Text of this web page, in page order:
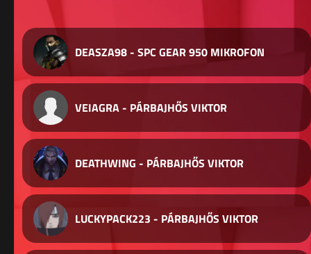
DEASZA98 - SPC GEAR 950 MIKROFON
VEIAGRA - PÁRBAJHŐS VIKTOR
DEATHWING - PÁRBAJHŐS VIKTOR
LUCKYPACK223 - PÁRBAJHŐS VIKTOR